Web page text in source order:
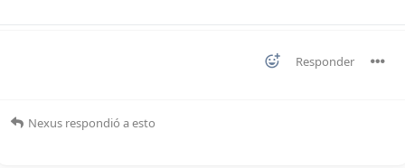
Responder
Nexus respondió a esto